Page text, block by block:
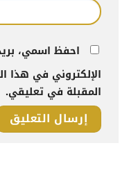
احفظ اسمي،
الإلكتروني في هذا
المقبلة في تعليقي.